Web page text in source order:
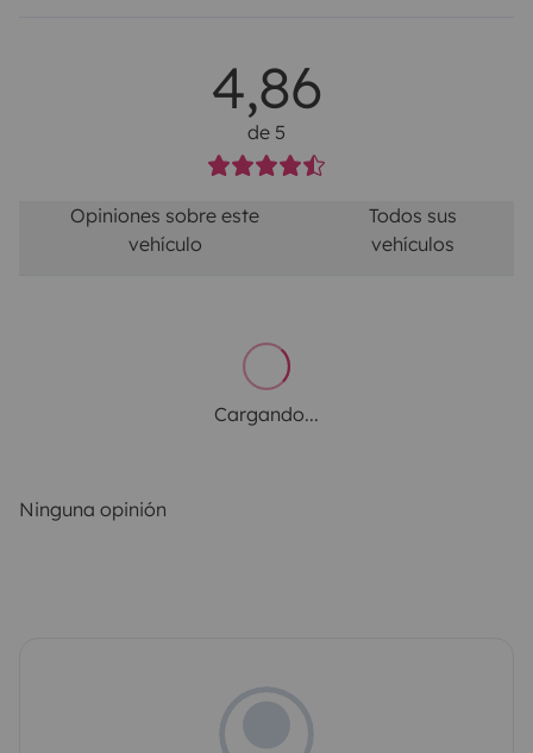
4,86
de 5
Opiniones sobre este
vehículo
Todos sus
vehículos
Cargando...
Ninguna opinión